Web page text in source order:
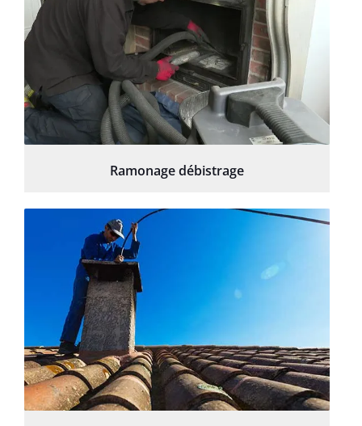
Ramonage débistrage